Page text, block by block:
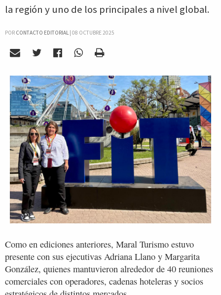
la región y uno de los principales a nivel global.
POR CONTACTO EDITORIAL| 08 OCTUBRE 2025
Como en ediciones anteriores, Maral Turismo estuvo
presente con sus ejecutivas Adriana Llano y Margarita
González, quienes mantuvieron alrededor de 40 reuniones
comerciales con operadores, cadenas hoteleras y socios